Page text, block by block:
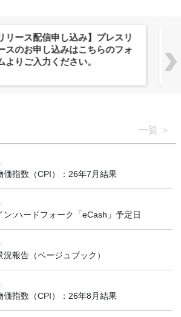
株式会社PlnX、アジア最大級のグロ
ーバルWeb3カンファレンス
「WebX2026」とのコラボレーショ
一覧
価指数（CPI）：26年7月結果
ン:ハードフォーク「eCash」予定日
報告（ベージュブック）
価指数（CPI）：26年8月結果